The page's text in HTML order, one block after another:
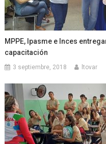
MPPE, Ipasme e Inces
capacitación
3 septiembre, 2018 ltovar